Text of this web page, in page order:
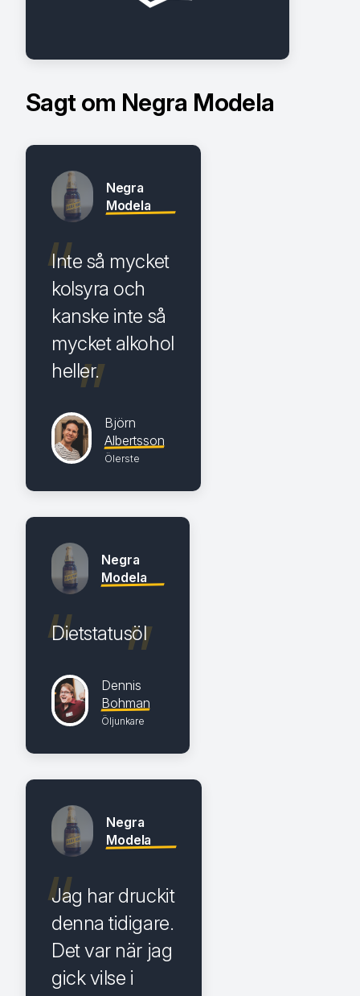
Sagt om Negra Modela
Negra
Modela
Inte så mycket
kolsyra och
kanske inte så
mycket alkohol
heller.
Björn
Albertsson
Ölerste
Negra
Modela
Dietstatusöl
Dennis
Bohman
Öljunkare
Negra
Modela
Jag har druckit
denna tidigare.
Det var när jag
gick vilse i